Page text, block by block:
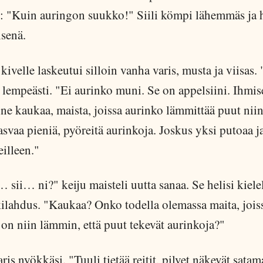
"Kuin auringon suukko!" Siili kömpi lähemmäs ja
laskeutui silloin vanha varis, musta ja viisas.
lempeästi. "Ei aurinko muni. Se on appelsiini.
kaukaa, maista, joissa aurinko lämmittää puut
pieniä, pyöreitä aurinkoja. Joskus yksi putoaa
sii… ni?" keiju maisteli uutta sanaa. Se helisi
"Kaukaa? Onko todella olemassa maita,
niin lämmin, että puut tekevät aurinkoja?"
nyökkäsi. "Tuuli tietää reitit, pilvet näkevät